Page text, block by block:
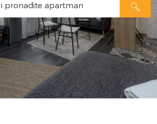
pronađite apartman